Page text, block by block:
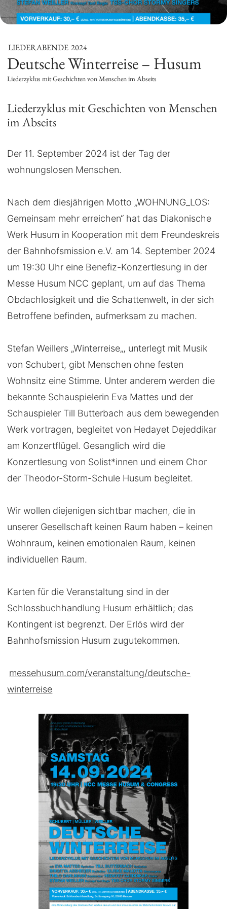
LIEDERABENDE 2024
Deutsche Winterreise – Husum
Liederzyklus mit Geschichten von Menschen im Abseits
Liederzyklus mit Geschichten von Menschen
im Abseits
Der 11. September 2024 ist der Tag der
wohnungslosen Menschen.
Nach dem diesjährigen Motto „WOHNUNG_LOS:
Gemeinsam mehr erreichen“ hat das Diakonische
Werk Husum in Kooperation mit dem Freundeskreis
der Bahnhofsmission e.V. am 14. September 2024
um 19:30 Uhr eine Benefiz-Konzertlesung in der
Messe Husum NCC geplant, um auf das Thema
Obdachlosigkeit und die Schattenwelt, in der sich
Betroffene befinden, aufmerksam zu machen.
Stefan Weillers „Winterreise„, unterlegt mit Musik
von Schubert, gibt Menschen ohne festen
Wohnsitz eine Stimme. Unter anderem werden die
bekannte Schauspielerin Eva Mattes und der
Schauspieler Till Butterbach aus dem bewegenden
Werk vortragen, begleitet von Hedayet Dejeddikar
am Konzertflügel. Gesanglich wird die
Konzertlesung von Solist*innen und einem Chor
der Theodor-Storm-Schule Husum begleitet.
Wir wollen diejenigen sichtbar machen, die in
unserer Gesellschaft keinen Raum haben – keinen
Wohnraum, keinen emotionalen Raum, keinen
individuellen Raum.
Karten für die Veranstaltung sind in der
Schlossbuchhandlung Husum erhältlich; das
Kontingent ist begrenzt. Der Erlös wird der
Bahnhofsmission Husum zugutekommen.
messehusum.com/veranstaltung/deutsche-
winterreise